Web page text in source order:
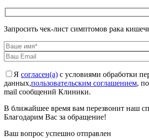
Запросить чек-лист симптомов рака
Я согласен(а) с условиями обработки
данных,пользовательским соглашением,
mail сообщений Клиники.
В ближайшее время вам перезвонит наш
Благодарим Вас за обращение!
Ваш вопрос успешно отправлен